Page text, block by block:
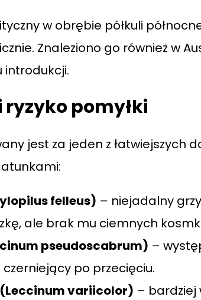
w obrębie półkuli
Znaleziono go również w
introdukcji.
pomyłki
jest za jeden z łatwiejszych
felleus) – niejadalny
ale brak mu ciemnych
pseudoscabrum) –
po przecięciu.
variicolor) – bardziej